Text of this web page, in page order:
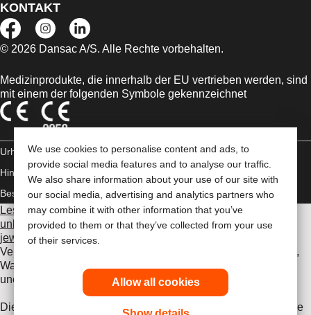
We use cookies to personalise content and ads, to
provide social media features and to analyse our traffic.
We also share information about your use of our site with
our social media, advertising and analytics partners who
may combine it with other information that you’ve
provided to them or that they’ve collected from your use
of their services.
Allow all cookies
KONTAKT
© 2026 Dansac A/S. Alle Rechte vorbehalten.
Medizinprodukte, die innerhalb der EU vertrieben werden, sind
mit einem der folgenden Symbole gekennzeichnet
Urheberrechts-
Hinweis/Nutzungsbedingungen
Datenschutz-
Bestimmungen Umgang mit Cookies
Lesen Sie vor der Verwendung der angeführten Produkte
unbedingt die gesamte Gebrauchsanweisung, die dem
jeweiligen Produkt beiliegt
Verwendungszweck, eine Beschreibung, Kontraindikationen,
Warnhinweise, Vorsichtsmaßnahmen, Angaben zu
unerwünschten Ereignissen und die Gebrauchsanweisung.
Die hier enthaltenen Informationen stellen keine medizinische